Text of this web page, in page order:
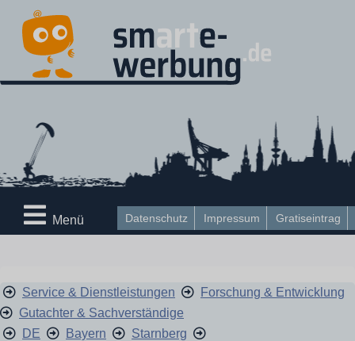
Datenschutz Impressum Gratiseintrag
Menü
Service & Dienstleistungen
Forschung & Entwicklung
Gutachter & Sachverständige
DE
Bayern Starnberg